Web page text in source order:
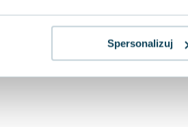
Spersonalizuj